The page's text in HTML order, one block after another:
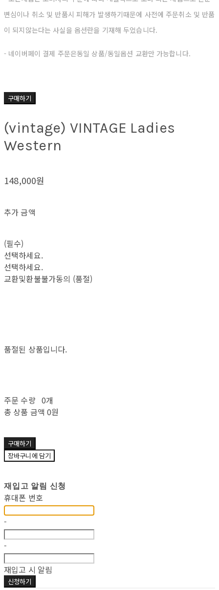
변심이나 취소 및 반품시 피해가 발생하기때문에 사전에 주문취소 및 반품
이 되지않는다는 사실을 옵션란을 기재해 두었습니다.
- 네이버페이 결제 주문은동일 상품/동일옵션 교환만 가능합니다.
구매하기
(vintage) VINTAGE Ladies
Western
148,000원
추가 금액
(필수)
선택하세요.
선택하세요.
교환및환불불가동의 (품절)
품절된 상품입니다.
주문 수량 0개
총 상품 금액 0원
구매하기
장바구니에 담기
재입고 알림 신청
휴대폰 번호
-
-
재입고 시 알림
신청하기